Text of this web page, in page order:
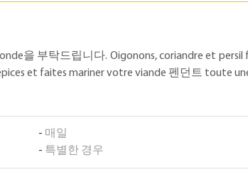
을 부탁드립니다. Oigonons, coriandre et persil
et faites mariner votre viande 펜던트 toute
- 매일
- 특별한 경우